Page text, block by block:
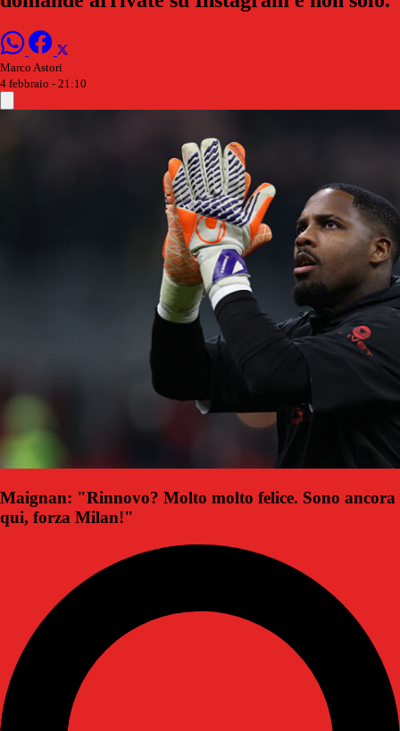
Marco Astori
4 febbraio - 21:10
Maignan: "Rinnovo? Molto molto felice. Sono ancora
qui, forza Milan!"